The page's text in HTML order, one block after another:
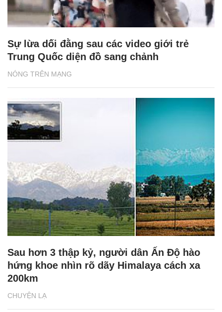
NÓNG TRÊN MẠNG
Sự lừa dối đằng sau các video giới trẻ
Trung Quốc diện đồ sang chảnh
CHUYỆN LẠ
Sau hơn 3 thập kỷ, người dân Ấn Độ hào
hứng khoe nhìn rõ dãy Himalaya cách xa
200km